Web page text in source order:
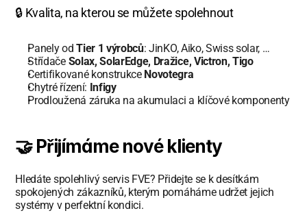
🔒 Kvalita, na kterou se můžete spolehnout
Panely od Tier 1 výrobců: JinKO, Aiko, Swiss solar, …
Střídače Solax, SolarEdge, Dražice, Victron, Tigo
Certifikované konstrukce Novotegra
Chytré řízení: Infigy
Prodloužená záruka na akumulaci a klíčové komponenty
🤝 Přijímáme nové klienty
Hledáte spolehlivý servis FVE? Přidejte se k desítkám
spokojených zákazníků, kterým pomáháme udržet jejich
systémy v perfektní kondici.